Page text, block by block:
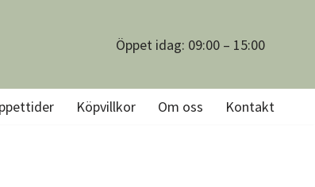
Öppet idag: 09:00 – 15:00
Köpvillkor Om oss Kontakt